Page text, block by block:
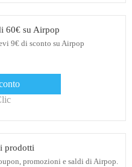
60€ su Airpop
9€ di sconto su Airpop
prodotti
promozioni e saldi di Airpop.